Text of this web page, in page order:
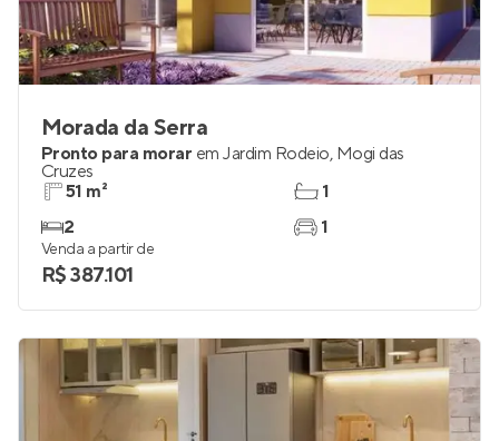
Morada da Serra
Pronto para morar em Jardim Rodeio, Mogi das
Cruzes
51 m²
2
1
1
Venda a partir de
R$ 387.101